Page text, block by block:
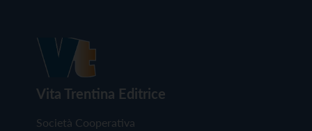
Vita Trentina Editrice
Società Cooperativa